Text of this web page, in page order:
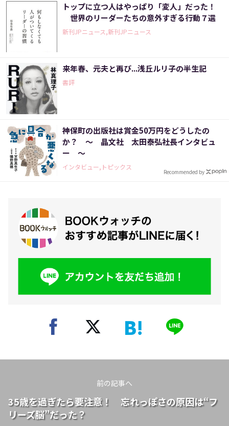
トップに立つ人はやっぱり「変人」だった！
世界のリーダーたちの意外すぎる行動７選
新刊JPニュース,新刊JPニュース
来年春、元夫と再び...浅丘ルリ子の半生記
書評
神保町の出版社は賞金50万円をどうしたの
か？ ～ 晶文社 太田泰弘社長インタビュ
ー ～
インタビュー,トピックス
Recommended by
前の記事へ
35歳を過ぎたら要注意！ 忘れっぽさの原因は“フ
リーズ脳”だった？